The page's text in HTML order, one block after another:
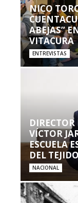
NICO
ABEJAS”
VITACURA
ENTREVISTAS
VÍCTOR
ESCUELA
DEL
NACIONAL